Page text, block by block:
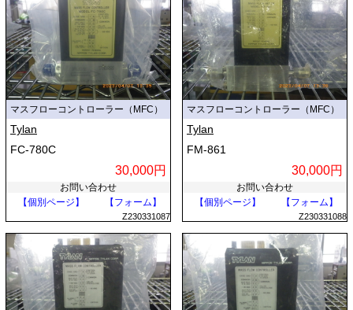
マスフローコントローラー（MFC）
Tylan
FC-780C
30,000円
お問い合わせ
【個別ページ】
【フォーム】
Z230331087
マスフローコントローラー（MFC）
Tylan
FM-861
30,000円
お問い合わせ
【個別ページ】
【フォーム】
Z230331088